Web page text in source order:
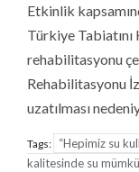
Etkinlik
Türkiye Tabiatını
rehabilitasyonu
Rehabilitasyonu
uzatılması
Tags: “Hepimiz su
kalitesinde su